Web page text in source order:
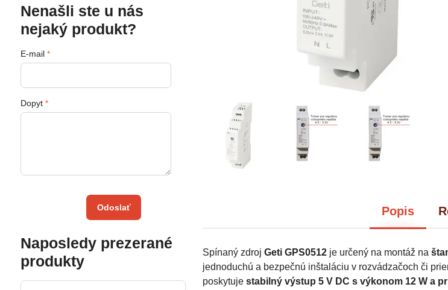
Popis
Spínaný zdrojGeti GPS0512 je určený na montáž na
jednoduchú a bezpečnú inštaláciu v rozvádzačoch či
poskytujestabilný výstup 5 V DC s výkonom 12 W a
Nenašli ste u nás
nejaký produkt?
E-mail *
Dopyt *
Odoslať
Naposledy prezerané
produkty